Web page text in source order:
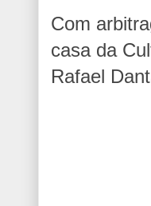
Com
casa da
Rafael